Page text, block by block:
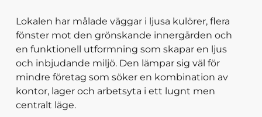
Lokalen har målade väggar i ljusa kulörer, flera
fönster mot den grönskande innergården och
en funktionell utformning som skapar en ljus
och inbjudande miljö. Den lämpar sig väl för
mindre företag som söker en kombination av
kontor, lager och arbetsyta i ett lugnt men
centralt läge.